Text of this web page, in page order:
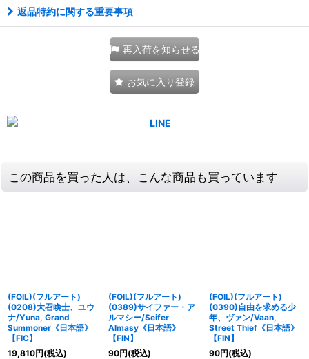
返品特約に関する重要事項
再入荷を知らせる
お気に入り登録
この商品を買った人は、こんな商品も買っています
(FOIL)(フルアート)
(0208)大召喚士、ユウ
ナ/Yuna, Grand
Summoner《日本語》
【FIC】
19,810円(税込)
(FOIL)(フルアート)
(0389)サイファー・ア
ルマシー/Seifer
Almasy《日本語》
【FIN】
90円(税込)
(FOIL)(フルアート)
(0390)自由を求める少
年、ヴァン/Vaan,
Street Thief《日本語》
【FIN】
90円(税込)